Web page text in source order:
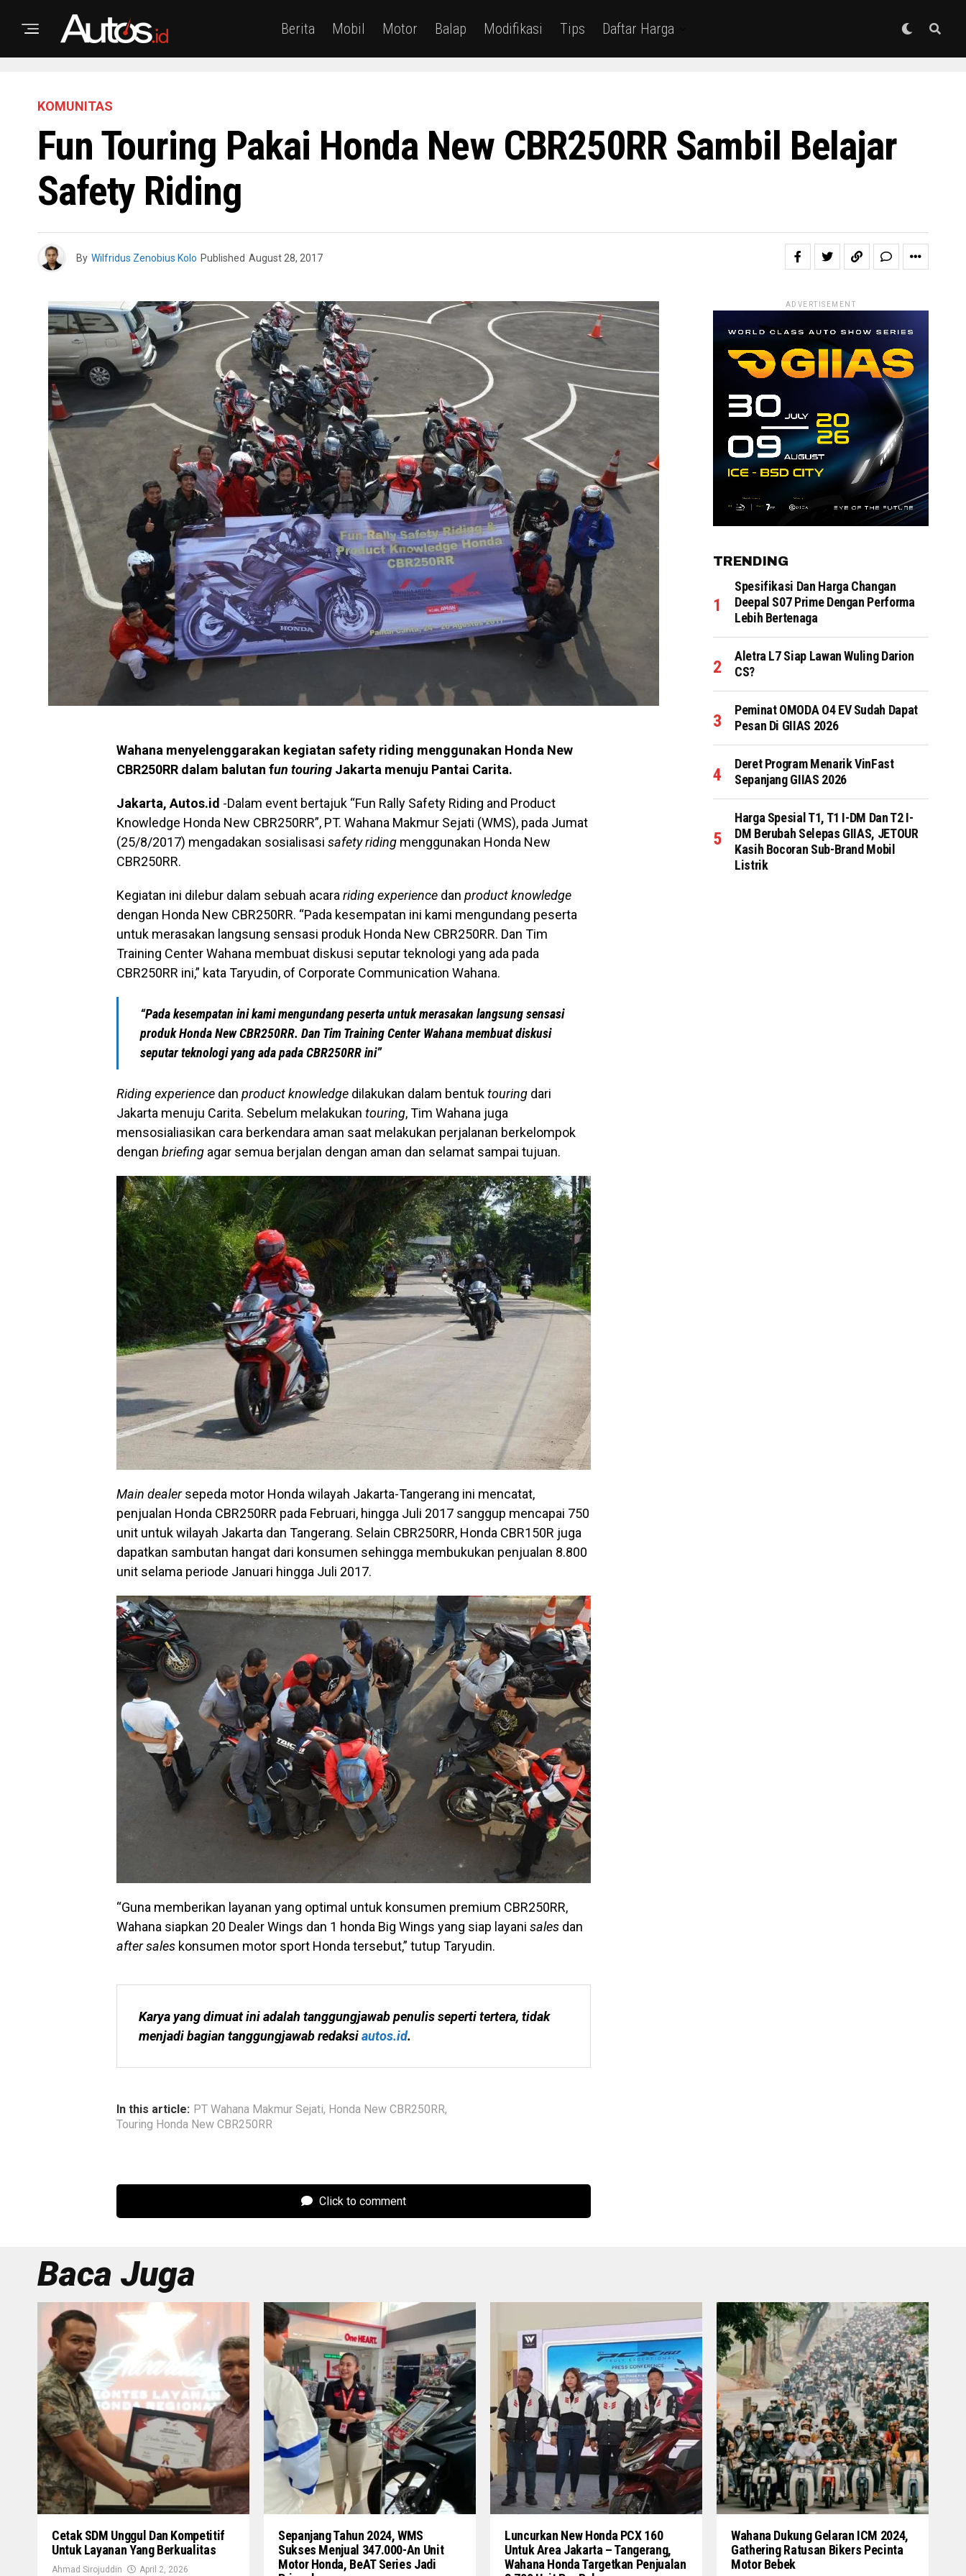
Berita Mobil Motor Balap Modifikasi Tips Daftar Harga
KOMUNITAS
Fun Touring Pakai Honda New CBR250RR Sambil Belajar
Safety Riding
By Wilfridus Zenobius Kolo Published August 28, 2017
Wahana menyelenggarakan kegiatan safety riding menggunakan Honda New
CBR250RR dalam balutan fun touring Jakarta menuju Pantai Carita.
Jakarta, Autos.id -Dalam event bertajuk “Fun Rally Safety Riding and Product
Knowledge Honda New CBR250RR”, PT. Wahana Makmur Sejati (WMS), pada Jumat
(25/8/2017) mengadakan sosialisasi safety riding menggunakan Honda New
CBR250RR.
Kegiatan ini dilebur dalam sebuah acara riding experience dan product knowledge
dengan Honda New CBR250RR. “Pada kesempatan ini kami mengundang peserta
untuk merasakan langsung sensasi produk Honda New CBR250RR. Dan Tim
Training Center Wahana membuat diskusi seputar teknologi yang ada pada
CBR250RR ini,” kata Taryudin, of Corporate Communication Wahana.
“Pada kesempatan ini kami mengundang peserta untuk merasakan langsung sensasi
produk Honda New CBR250RR. Dan Tim Training Center Wahana membuat diskusi
seputar teknologi yang ada pada CBR250RR ini”
Riding experience dan product knowledge dilakukan dalam bentuktouring dari
Jakarta menuju Carita. Sebelum melakukan touring, Tim Wahana juga
mensosialiasikan cara berkendara aman saat melakukan perjalanan berkelompok
dengan briefing agar semua berjalan dengan aman dan selamat sampai tujuan.
Main dealersepeda motor Honda wilayah Jakarta-Tangerang ini mencatat,
penjualan Honda CBR250RR pada Februari, hingga Juli 2017 sanggup mencapai 750
unit untuk wilayah Jakarta dan Tangerang. Selain CBR250RR, Honda CBR150R juga
dapatkan sambutan hangat dari konsumen sehingga membukukan penjualan 8.800
unit selama periode Januari hingga Juli 2017.
“Guna memberikan layanan yang optimal untuk konsumen premium CBR250RR,
Wahana siapkan 20 Dealer Wings dan 1 honda Big Wings yang siap layani sales dan
after sales konsumen motor sport Honda tersebut,” tutup Taryudin.
Karya yang dimuat ini adalah tanggungjawab penulis seperti tertera, tidak
menjadi bagian tanggungjawab redaksi autos.id.
In this article: PT Wahana Makmur Sejati, Honda New CBR250RR,
Touring Honda New CBR250RR
Click to comment
ADVERTISEMENT
TRENDING
Spesifikasi Dan Harga Changan
Deepal S07 Prime Dengan Performa
Lebih Bertenaga
Aletra L7 Siap Lawan Wuling Darion
CS?
Peminat OMODA O4 EV Sudah Dapat
Pesan Di GIIAS 2026
Deret Program Menarik VinFast
Sepanjang GIIAS 2026
Harga Spesial T1, T1 I-DM Dan T2 I-
DM Berubah Selepas GIIAS, JETOUR
Kasih Bocoran Sub-Brand Mobil
Listrik
Baca Juga
Cetak SDM Unggul Dan Kompetitif
Untuk Layanan Yang Berkualitas
Ahmad Sirojuddin April 2, 2026
Sepanjang Tahun 2024, WMS
Sukses Menjual 347.000-An Unit
Motor Honda, BeAT Series Jadi
Luncurkan New Honda PCX 160
Untuk Area Jakarta – Tangerang,
Wahana Honda Targetkan Penjualan
Wahana Dukung Gelaran ICM 2024,
Gathering Ratusan Bikers Pecinta
Motor Bebek